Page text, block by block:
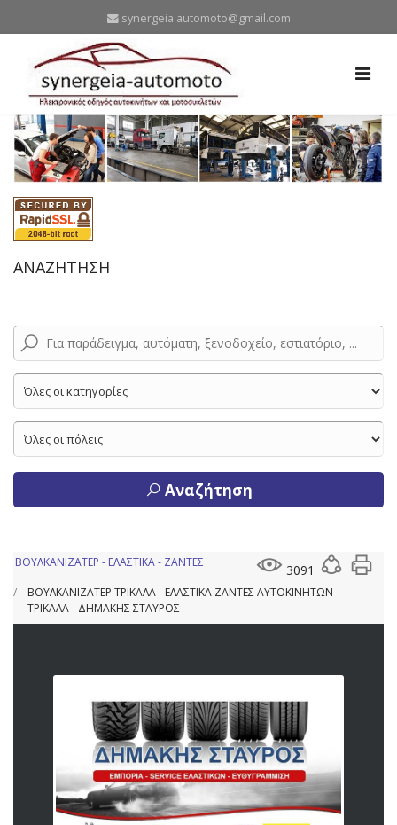
synergeia.automoto@gmail.com
ΑΝΑΖΗΤΗΣΗ
Αναζήτηση
3091
ΒΟΥΛΚΑΝΙΖΑΤΕΡ - ΕΛΑΣΤΙΚΑ - ΖΑΝΤΕΣ
ΒΟΥΛΚΑΝΙΖΑΤΕΡ ΤΡΙΚΑΛΑ - ΕΛΑΣΤΙΚΑ ΖΑΝΤΕΣ ΑΥΤΟΚΙΝΗΤΩΝ
ΤΡΙΚΑΛΑ - ΔΗΜΑΚΗΣ ΣΤΑΥΡΟΣ